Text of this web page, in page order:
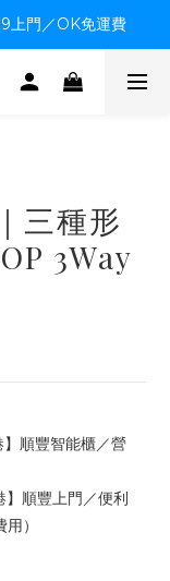
上門／OK免運費
上門／OK免運費
造成不便感謝諒解
三種形
3Way
順豐智能櫃／營
順豐上門／便利
）